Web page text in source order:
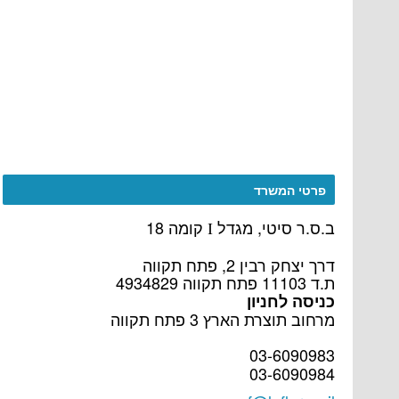
פרטי המשרד
ב.ס.ר סיטי, מגדל I קומה 18
דרך יצחק רבין 2, פתח תקווה
ת.ד 11103 פתח תקווה 4934829
כניסה לחניון
מרחוב תוצרת הארץ 3 פתח תקווה
03-6090983
03-6090984